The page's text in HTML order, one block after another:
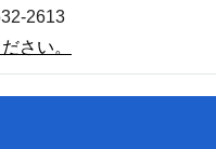
2613
さい。